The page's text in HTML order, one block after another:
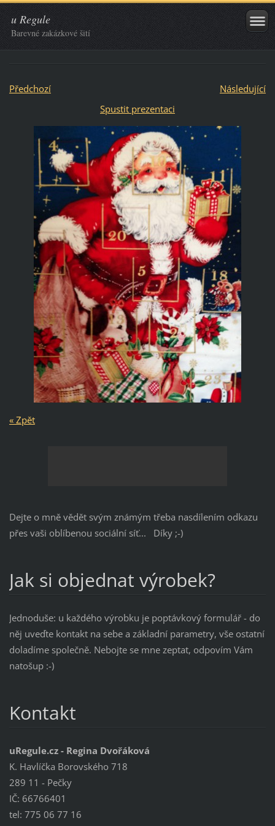
u Regule
Barevné zakázkové šití
Předchozí
Následující
Spustit prezentaci
« Zpět
Dejte o mně vědět svým známým třeba nasdílením odkazu
přes vaši oblíbenou sociální síť... Díky ;-)
Jak si objednat výrobek?
Jednoduše: u každého výrobku je poptávkový formulář - do
něj uveďte kontakt na sebe a základní parametry, vše ostatní
doladíme společně. Nebojte se mne zeptat, odpovím Vám
natošup :-)
Kontakt
uRegule.cz - Regina Dvořáková
K. Havlíčka Borovského 718
289 11 - Pečky
IČ: 66766401
tel: 775 06 77 16